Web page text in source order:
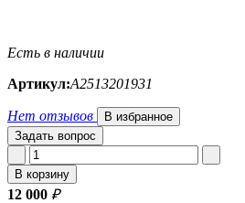
Есть в наличии
Артикул:A2513201931
Нет отзывов
В избранное
Задать вопрос
В корзину
12 000 ₽